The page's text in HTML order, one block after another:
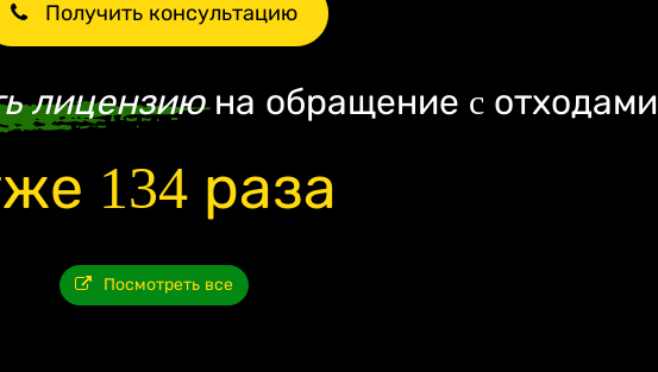
Получить консультацию
лицензиюна обращение c отходами
134 раза
Посмотреть все